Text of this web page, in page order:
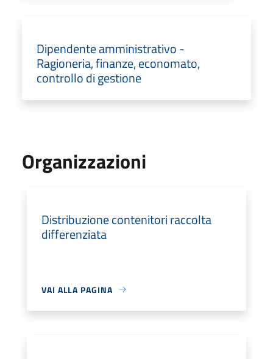
Dipendente amministrativo -
Ragioneria, finanze, economato,
controllo di gestione
Organizzazioni
Distribuzione contenitori raccolta
differenziata
VAI ALLA PAGINA